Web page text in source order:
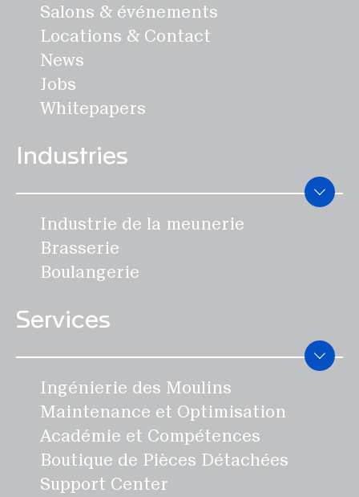
avec un matériau inoxydable.
Il n'est pas nécessaire
d'utiliser un humidimètre ou
une commande machine
supplémentaire pour le
liquide.
Salons & événements
Locations & Contact
News
Jobs
Whitepapers
Industries
Industrie de la meunerie
Brasserie
Boulangerie
Services
Ingénierie des Moulins
Maintenance et Optimisation
Académie et Compétences
Boutique de Pièces Détachées
Support Center